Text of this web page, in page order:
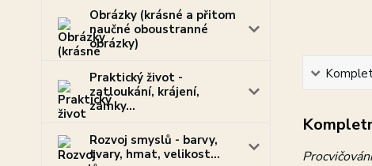
Obrázky (krásné a přitom
naučné oboustranné
obrázky)
Praktický život -
zatloukání, krájení,
zámky...
Rozvoj smyslů - barvy,
tvary, hmat, velikost...